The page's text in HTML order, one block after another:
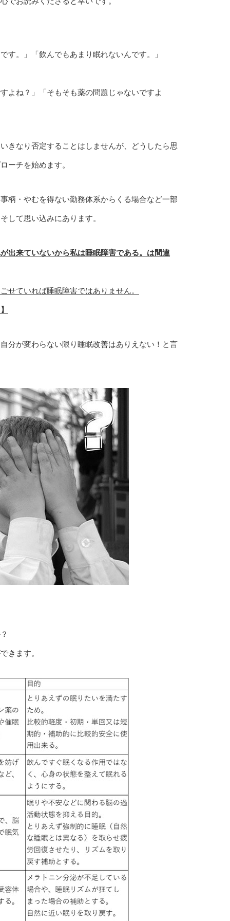
す。」「飲んでもあまり眠れないんです。」
よね？」「そもそも薬の問題じゃないですよ
きなり否定することはしませんが、どうしたら思
ーチを始めます。
柄・やむを得ない勤務体系からくる場合など一部
して思い込みにあります。
出来ていないから私は睡眠障害である。は間違
せていれば睡眠障害ではありません。
分が変わらない限り睡眠改善はありえない！と言
きます。